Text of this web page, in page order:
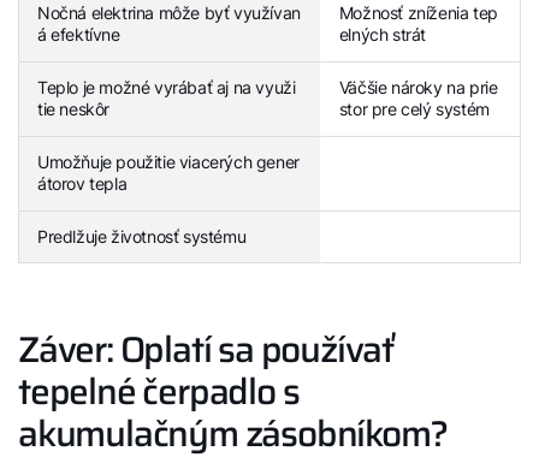
Nočná elektrina môže byť využívan
á efektívne
Možnosť zníženia tep
elných strát
Teplo je možné vyrábať aj na využi
tie neskôr
Väčšie nároky na prie
stor pre celý systém
Umožňuje použitie viacerých gener
átorov tepla
Predlžuje životnosť systému
Záver: Oplatí sa používať
tepelné čerpadlo s
akumulačným zásobníkom?